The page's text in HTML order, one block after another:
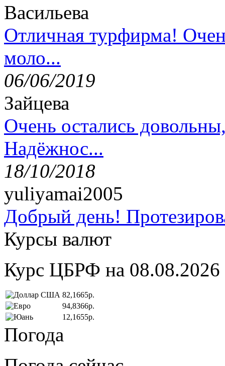
Васильева
Отличная турфирма!
моло...
06/06/2019
Зайцева
Очень остались
Надёжнос...
18/10/2018
yuliyamai2005
Добрый день!
Курсы валют
Курс ЦБРФ на 08.08.2026
82,1665р.
94,8366р.
12,1655р.
Погода